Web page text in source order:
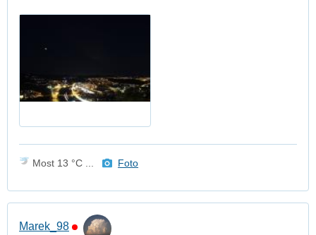
Most 13 °C ... Foto
Marek_98